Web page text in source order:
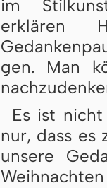
im
erklären
gen. Man
Es ist
nur, dass es
unsere